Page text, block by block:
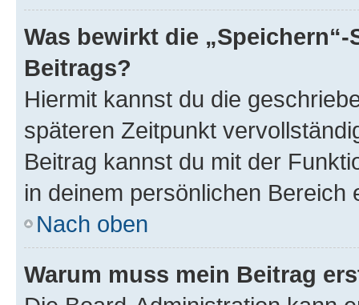
Was bewirkt die
Beitrags?
Hiermit kannst du die
späteren Zeitpunkt
Beitrag kannst du mit der
in deinem persönlichen Bereich
Nach oben
Warum muss mein Beitrag